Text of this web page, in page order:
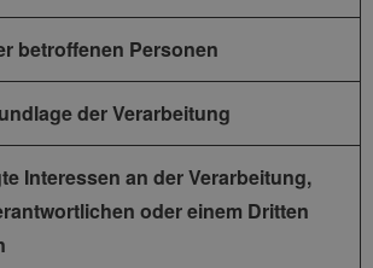
betroffenen Personen
der Verarbeitung
Interessen an der Verarbeitung,
oder einem Dritten